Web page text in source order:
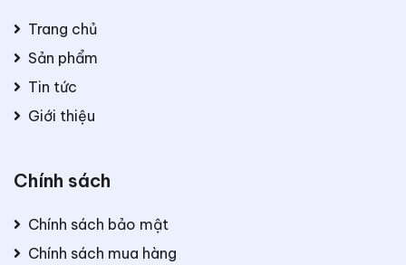
Trang chủ
Sản phẩm
Tin tức
Giới thiệu
Chính sách
Chính sách bảo mật
Chính sách mua hàng